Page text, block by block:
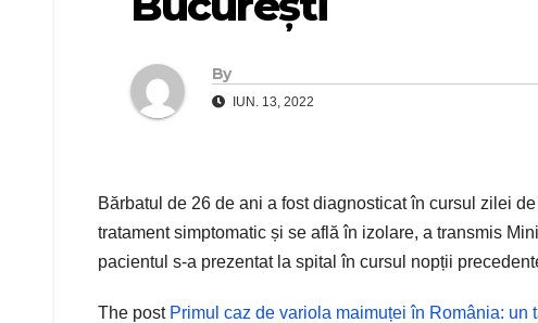
By
IUN. 13, 2022
Bărbatul de 26 de ani a fost diagnosticat în cursul zilei
tratament simptomatic și se află în izolare, a transmis
pacientul s-a prezentat la spital în cursul nopții
The post Primul caz de variola maimuței în România: un